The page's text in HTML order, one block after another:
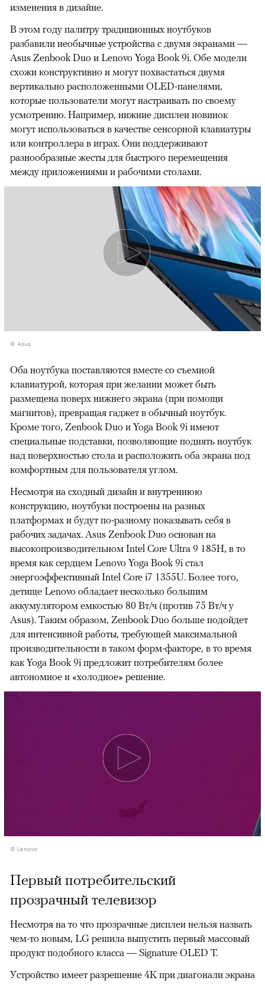
изменения в дизайне.
В этом году палитру традиционных ноутбуков
разбавили необычные устройства с двумя экранами —
Asus Zenbook Duo и Lenovo Yoga Book 9i. Обе модели
схожи конструктивно и могут похвастаться двумя
вертикально расположенными OLED-панелями,
которые пользователи могут настраивать по своему
усмотрению. Например, нижние дисплеи новинок
могут использоваться в качестве сенсорной клавиатуры
или контроллера в играх. Они поддерживают
разнообразные жесты для быстрого перемещения
между приложениями и рабочими столами.
© Asus
Оба ноутбука поставляются вместе со съемной
клавиатурой, которая при желании может быть
размещена поверх нижнего экрана (при помощи
магнитов), превращая гаджет в обычный ноутбук.
Кроме того, Zenbook Duo и Yoga Book 9i имеют
специальные подставки, позволяющие поднять ноутбук
над поверхностью стола и расположить оба экрана под
комфортным для пользователя углом.
Несмотря на сходный дизайн и внутреннюю
конструкцию, ноутбуки построены на разных
платформах и будут по-разному показывать себя в
рабочих задачах. Asus Zenbook Duo основан на
высокопроизводительном Intel Core Ultra 9 185H, в то
время как сердцем Lenovo Yoga Book 9i стал
энергоэффективный Intel Core i7 1355U. Более того,
детище Lenovo обладает несколько большим
аккумулятором емкостью 80 Вт/ч (против 75 Вт/ч у
Asus). Таким образом, Zenbook Duo больше подойдет
для интенсивной работы, требующей максимальной
производительности в таком форм-факторе, в то время
как Yoga Book 9i предложит потребителям более
автономное и «холодное» решение.
© Lenovo
Первый потребительский
прозрачный телевизор
Несмотря на то что прозрачные дисплеи нельзя назвать
чем-то новым, LG решила выпустить первый массовый
продукт подобного класса — Signature OLED T.
Устройство имеет разрешение 4K при диагонали экрана